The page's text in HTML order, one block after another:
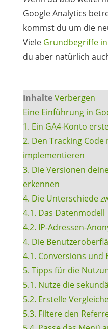
Google Analytics
kommst du um die
Viele Grundbegriffe
du aber natürlich
InhalteVerbergen
Eine Einführung in
1. Ein GA4-Konto
2. Den Tracking
implementieren
3. Die Versionen
erkennen
4. Die Unterschiede
4.1. Das Datenmodell
4.2. IP-Adressen-
4. Die
4.1. Conversions und
5. Tipps für die
5.1. Nutze die
5.2. Erstelle
5.3. Filtere den